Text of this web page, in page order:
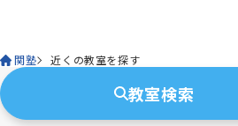
関塾 近くの教室を探す
教室検索